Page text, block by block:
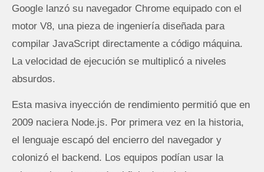
Google lanzó su navegador Chrome equipado con el
motor V8, una pieza de ingeniería diseñada para
compilar JavaScript directamente a código máquina.
La velocidad de ejecución se multiplicó a niveles
absurdos.
Esta masiva inyección de rendimiento permitió que en
2009 naciera Node.js. Por primera vez en la historia,
el lenguaje escapó del encierro del navegador y
colonizó el backend. Los equipos podían usar la